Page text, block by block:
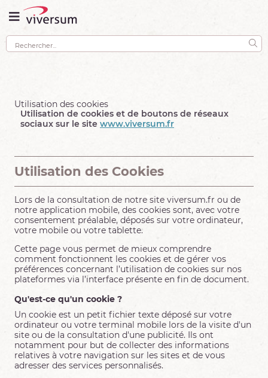
Utilisation des cookies
Utilisation de cookies et de boutons de réseaux
sociaux sur le site www.viversum.fr
Utilisation des Cookies
Lors de la consultation de notre site viversum.fr ou de
notre application mobile, des cookies sont, avec votre
consentement préalable, déposés sur votre ordinateur,
votre mobile ou votre tablette.
Cette page vous permet de mieux comprendre
comment fonctionnent les cookies et de gérer vos
préférences concernant l’utilisation de cookies sur nos
plateformes via l’interface présente en fin de document.
Qu'est-ce qu'un cookie ?
Un cookie est un petit fichier texte déposé sur votre
ordinateur ou votre terminal mobile lors de la visite d'un
site ou de la consultation d'une publicité. Ils ont
notamment pour but de collecter des informations
relatives à votre navigation sur les sites et de vous
adresser des services personnalisés.